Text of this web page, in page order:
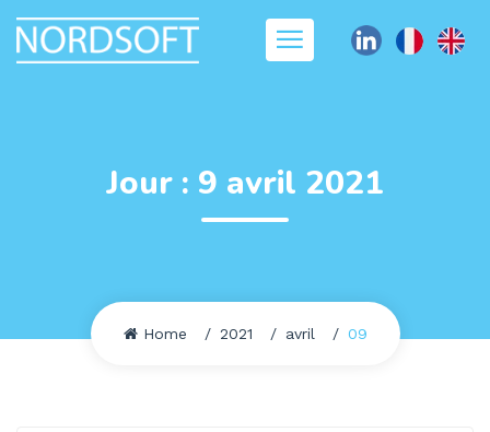
Jour : 9 avril 2021
Home 2021 avril 09